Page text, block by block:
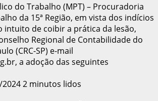
do Trabalho (MPT) – Procuradoria
da 15ª Região, em vista dos indícios
intuito de coibir a prática da lesão,
Regional de Contabilidade do
(CRC-SP) e-mail
a adoção das seguintes
2 minutos lidos